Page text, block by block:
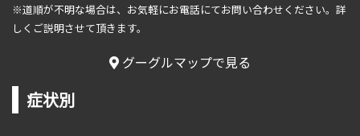
※道順が不明な場合は、お気軽にお電話にてお問い合わせください。 詳
しくご説明させて頂きます。
グーグルマップで見る
症状別